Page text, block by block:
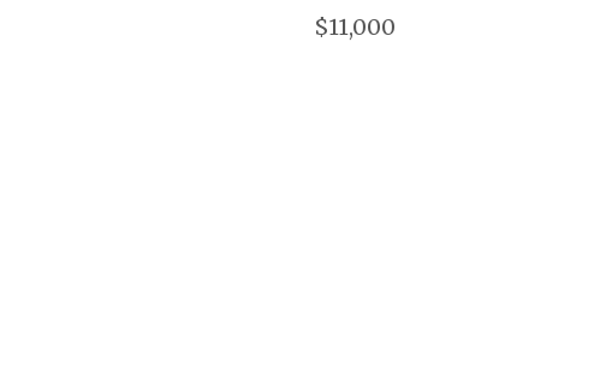
$11,000